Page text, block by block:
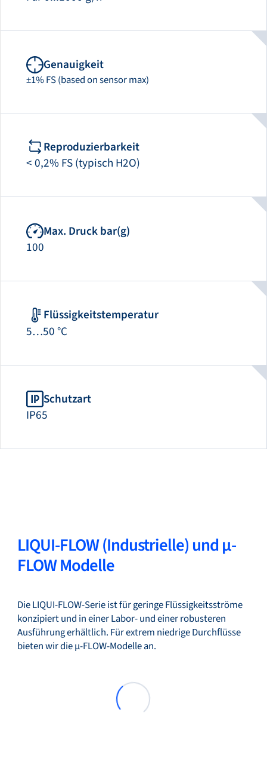
Genauigkeit
±1% FS (based on sensor max)
Reproduzierbarkeit
< 0,2% FS (typisch H2O)
Max. Druck bar(g)
100
Flüssigkeitstemperatur
5…50 °C
Schutzart
IP65
LIQUI-FLOW (Industrielle) und µ-
FLOW Modelle
Die LIQUI-FLOW-Serie ist für geringe Flüssigkeitsströme
konzipiert und in einer Labor- und einer robusteren
Ausführung erhältlich. Für extrem niedrige Durchflüsse
bieten wir die µ-FLOW-Modelle an.